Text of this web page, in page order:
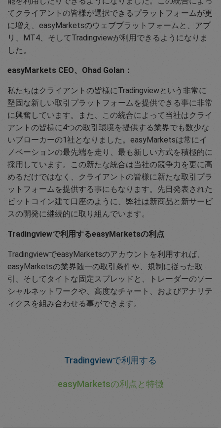
てクライアントの皆様が選択できるプラットフォームが更
に増え、easyMarketsのウェブプラットフォームと、アプ
リ、MT4、そしてTradingviewが利用できるようになりま
した。
easyMarkets CEO、Ohad Golan：
私たちはクライアントの皆様にTradingviewという非常に
堅固な新しい取引プラットフォームを提供できる事に非常
に興奮しています。また、この統合によって当社はクライ
アントの皆様に4つの取引環境を提供する業界でも数少な
いブローカーの1社となりました。easyMarketsは常にイ
ノベーションの最先端を走り、最も新しい方式を積極的に
採用しています。この新たな統合は当社の競争力を更に高
めるだけではなく、クライアントの皆様に新たな取引プラ
ットフォームを提供する事にもなります。先日発表された
ビットコイン建て口座のように、弊社は新商品と新サービ
スの開発に継続的に取り組んでいます。
Tradingviewで利用するeasyMarketsの利点
TradingviewでeasyMarketsのアカウントを利用すれば、
easyMarketsの業界随一の取引条件や、規制に従った取
引、そしてタイトな固定スプレッドと、トレーダーのソー
シャルネットワークや、高度なチャート、およびアナリテ
ィクスを組み合わせる事ができます。
Tradingviewで利用する
easyMarketsの利点と特徴